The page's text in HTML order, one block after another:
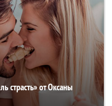
страсть» от Оксаны